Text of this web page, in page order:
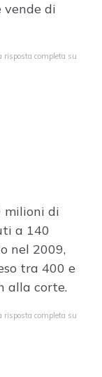
vende di
risposta completa su
milioni di
a 140
nel 2009,
tra 400 e
alla corte.
risposta completa su